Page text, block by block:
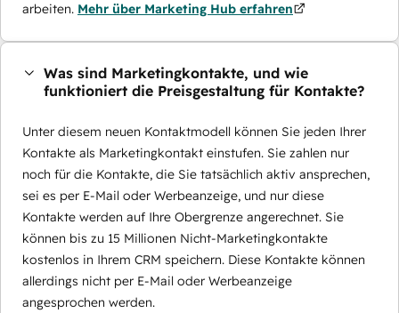
arbeiten. Mehr über Marketing Hub erfahren
Was sind Marketingkontakte, und wie
funktioniert die Preisgestaltung für Kontakte?
Unter diesem neuen Kontaktmodell können Sie jeden Ihrer
Kontakte als Marketingkontakt einstufen. Sie zahlen nur
noch für die Kontakte, die Sie tatsächlich aktiv ansprechen,
sei es per E-Mail oder Werbeanzeige, und nur diese
Kontakte werden auf Ihre Obergrenze angerechnet. Sie
können bis zu 15 Millionen Nicht-Marketingkontakte
kostenlos in Ihrem CRM speichern. Diese Kontakte können
allerdings nicht per E-Mail oder Werbeanzeige
angesprochen werden.